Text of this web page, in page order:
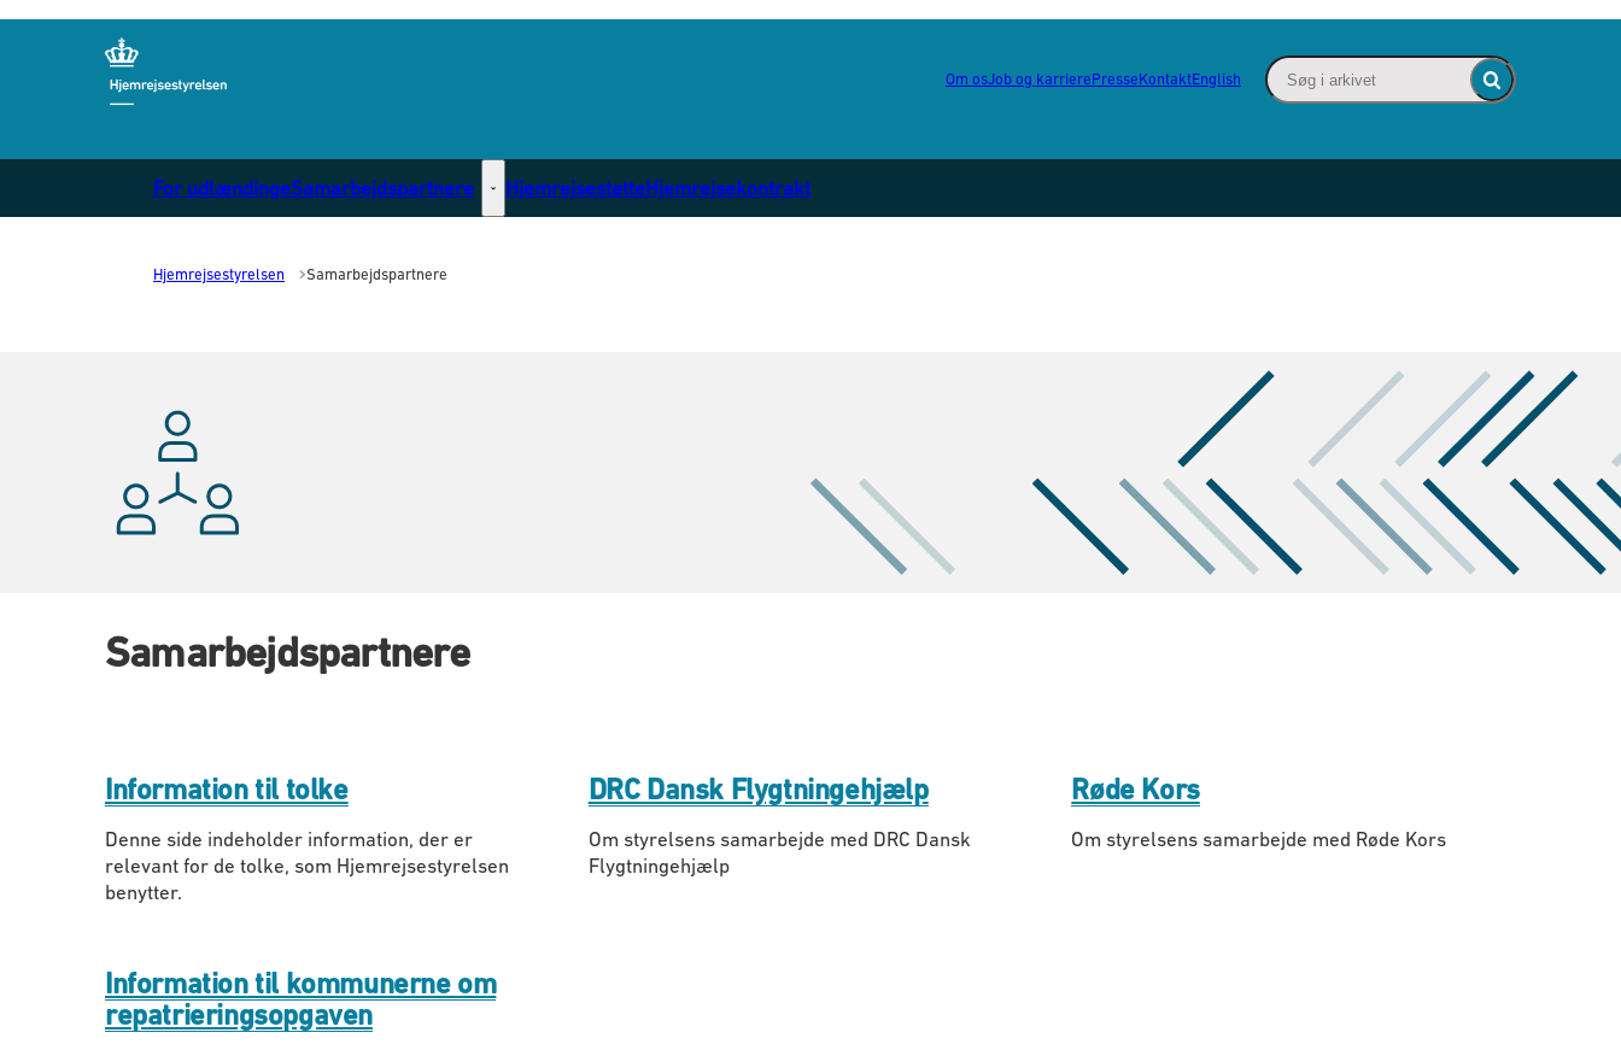
Om osJob og karrierePresseKontaktEnglish
Søg i arkivet - Indsæt søgeord for at søge
Fold søgefelt ind
For udlændingeSamarbejdspartnere Samarbejdspartnere - Flere links
HjemrejsestøtteHjemrejsekontrakt
Hjemrejsestyrelsen Samarbejdspartnere
Samarbejdspartnere
Information til tolke
Denne side indeholder information, der er
relevant for de tolke, som Hjemrejsestyrelsen
benytter.
DRC Dansk Flygtningehjælp
Om styrelsens samarbejde med DRC Dansk
Flygtningehjælp
Røde Kors
Om styrelsens samarbejde med Røde Kors
Information til kommunerne om
repatrieringsopgaven